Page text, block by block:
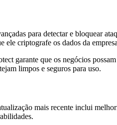
para detectar e bloquear
ele criptografe os dados da
garante que os negócios
limpos e seguros para uso.
mais recente inclui